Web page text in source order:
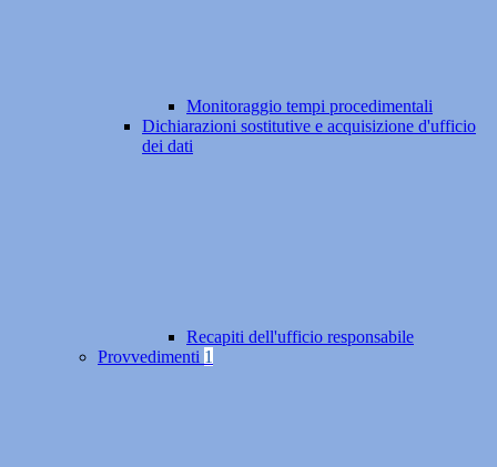
Monitoraggio tempi procedimentali
Dichiarazioni sostitutive e acquisizione d'ufficio
dei dati
Recapiti dell'ufficio responsabile
Provvedimenti 1